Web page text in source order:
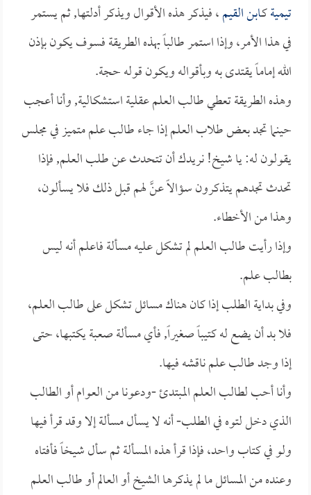
تيميةكـابن القيم، فيذكر هذه الأقوال ويذكر أدلتها, ثم يستمر
في هذا الأمر، وإذا استمر طالباً بهذه الطريقة فسوف يكون بإذن
الله إماماً يقتدى به وبأقواله ويكون قوله حجة.
وهذه الطريقة تعطي طالب العلم عقلية استشكالية, وأنا أعجب
حينما تجد بعض طلاب العلم إذا جاء طالب علم متميز في مجلس
يقولون له: يا شيخ! نريدك أن تتحدث عن طلب العلم, فإذا
تحدث تجدهم يتذكرون سؤالاً عنَّ لهم قبل ذلك فلا يسألون،
وهذا من الأخطاء.
وإذا رأيت طالب العلم لم تشكل عليه مسألة فاعلم أنه ليس
بطالب علم.
وفي بداية الطلب إذا كان هناك مسائل تشكل على طالب العلم،
فلا بد أن يضع له كتيباً صغيراً, فأي مسألة صعبة يكتبها، حتى
إذا وجد طالب علم ناقشه فيها.
وأنا أحب لطالب العلم المبتدئ -ودعونا من العوام أو الطالب
الذي دخل لتوه في الطلب- أنه لا يسأل مسألة إلا وقد قرأ فيها
ولو في كتاب واحد، فإذا قرأ هذه المسألة ثم سأل شيخاً فأفتاه
وعنده من المسائل ما لم يذكرها الشيخ أو العالم أو طالب العلم